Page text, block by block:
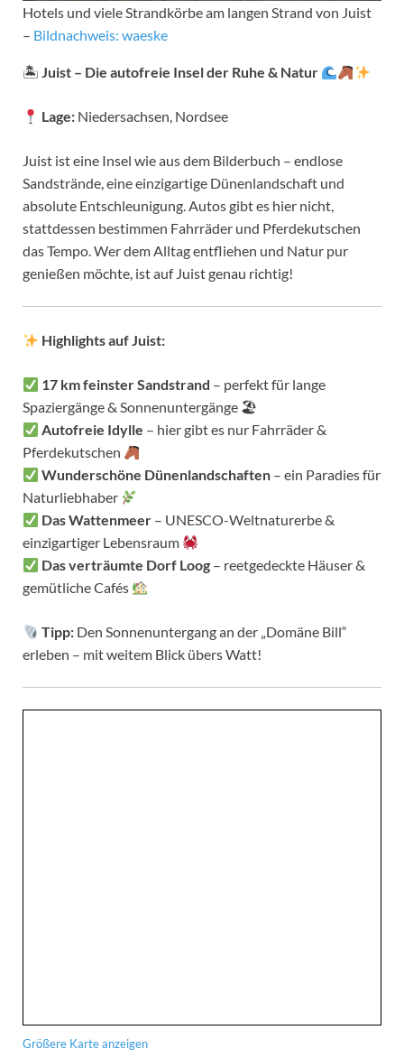
Hotels und viele Strandkörbe am langen Strand von Juist
– Bildnachweis: waeske
🏝 Juist – Die autofreie Insel der Ruhe & Natur
Lage: Niedersachsen, Nordsee
Juist ist eine Insel wie aus dem Bilderbuch – endlose
Sandstrände, eine einzigartige Dünenlandschaft und
absolute Entschleunigung. Autos gibt es hier nicht,
stattdessen bestimmen Fahrräder und Pferdekutschen
das Tempo. Wer dem Alltag entfliehen und Natur pur
genießen möchte, ist auf Juist genau richtig!
Highlights auf Juist:
17 km feinster Sandstrand – perfekt für lange
Spaziergänge & Sonnenuntergänge 🏖
Autofreie Idylle – hier gibt es nur Fahrräder &
Pferdekutschen
Wunderschöne Dünenlandschaften – ein Paradies für
Naturliebhaber
Das Wattenmeer – UNESCO-Weltnaturerbe &
einzigartiger Lebensraum
Das verträumte Dorf Loog – reetgedeckte Häuser &
gemütliche Cafés
Tipp: Den Sonnenuntergang an der „Domäne Bill“
erleben – mit weitem Blick übers Watt!
Größere Karte anzeigen